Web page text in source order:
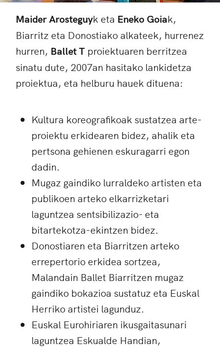
Maider Arosteguyk eta Eneko Goiak,
Biarritz eta Donostiako alkateek, hurrenez
hurren, Ballet T proiektuaren berritzea
sinatu dute, 2007an hasitako lankidetza
proiektua, eta helburu hauek dituena:
Kultura koreografikoak sustatzea arte-
proiektu erkidearen bidez, ahalik eta
pertsona gehienen eskuragarri egon
dadin.
Mugaz gaindiko lurraldeko artisten eta
publikoen arteko elkarrizketari
laguntzea sentsibilizazio- eta
bitartekotza-ekintzen bidez.
Donostiaren eta Biarritzen arteko
errepertorio erkidea sortzea,
Malandain Ballet Biarritzen mugaz
gaindiko bokazioa sustatuz eta Euskal
Herriko artistei lagunduz.
Euskal Eurohiriaren ikusgaitasunari
laguntzea Eskualde Handian,